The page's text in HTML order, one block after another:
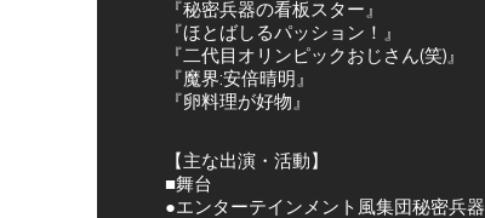
『秘密兵器の看板スター』
『ほとばしるパッション！』
『二代目オリンピックおじさん(笑)』
『魔界:安倍晴明』
『卵料理が好物』
【主な出演・活動】
■舞台
●エンターテインメント風集団秘密兵器